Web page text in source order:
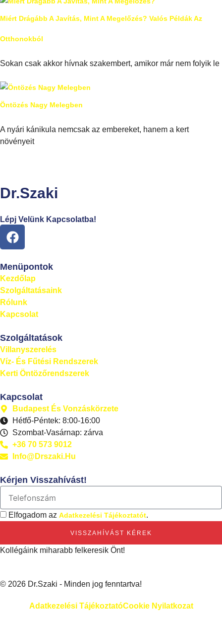
Miért Drágább A Javítás, Mint A Megelőzés? Valós Példák Az
Otthonokból
Sokan csak akkor hívnak szakembert, amikor már nem folyik le
Öntözés Nagy Melegben
A nyári kánikula nemcsak az embereket, hanem a kert
növényeit
Dr.Szaki
Lépj Velünk Kapcsolatba!
Menüpontok
Kezdőlap
Szolgáltatásaink
Rólunk
Kapcsolat
Szolgáltatások
Villanyszerelés
Víz- És Fűtési Rendszerek
Kerti Öntözőrendszerek
Kapcsolat
Budapest És Vonzáskörzete
Hétfő-Péntek: 8:00-16:00
Szombat-Vasárnap: zárva
+36 70 573 9012
Info@drszaki.hu
Kérjen Visszahívást!
Elfogadom az Adatkezelési Tájékoztatót.
VISSZAHÍVÁST KÉREK
Kollégáink miharabb felkeresik Önt!
© 2026 Dr.Szaki - Minden jog fenntartva!
Adatkezelési TájékoztatóCookie Nyilatkozat